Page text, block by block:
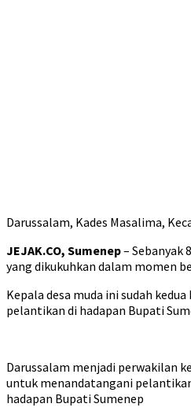
Darussalam, Kades Masalima,
JEJAK.CO, Sumenep– Sebanyak
yang dikukuhkan dalam momen
Kepala desa muda ini sudah
pelantikan di hadapan Bupati
Darussalam menjadi perwakilan
untuk menandatangani
hadapan Bupati Sumenep